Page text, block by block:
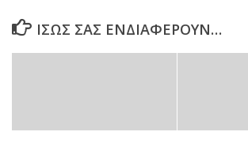
ΊΣΩΣ ΣΑΣ ΕΝΔΙΑΦΈΡΟΥΝ…